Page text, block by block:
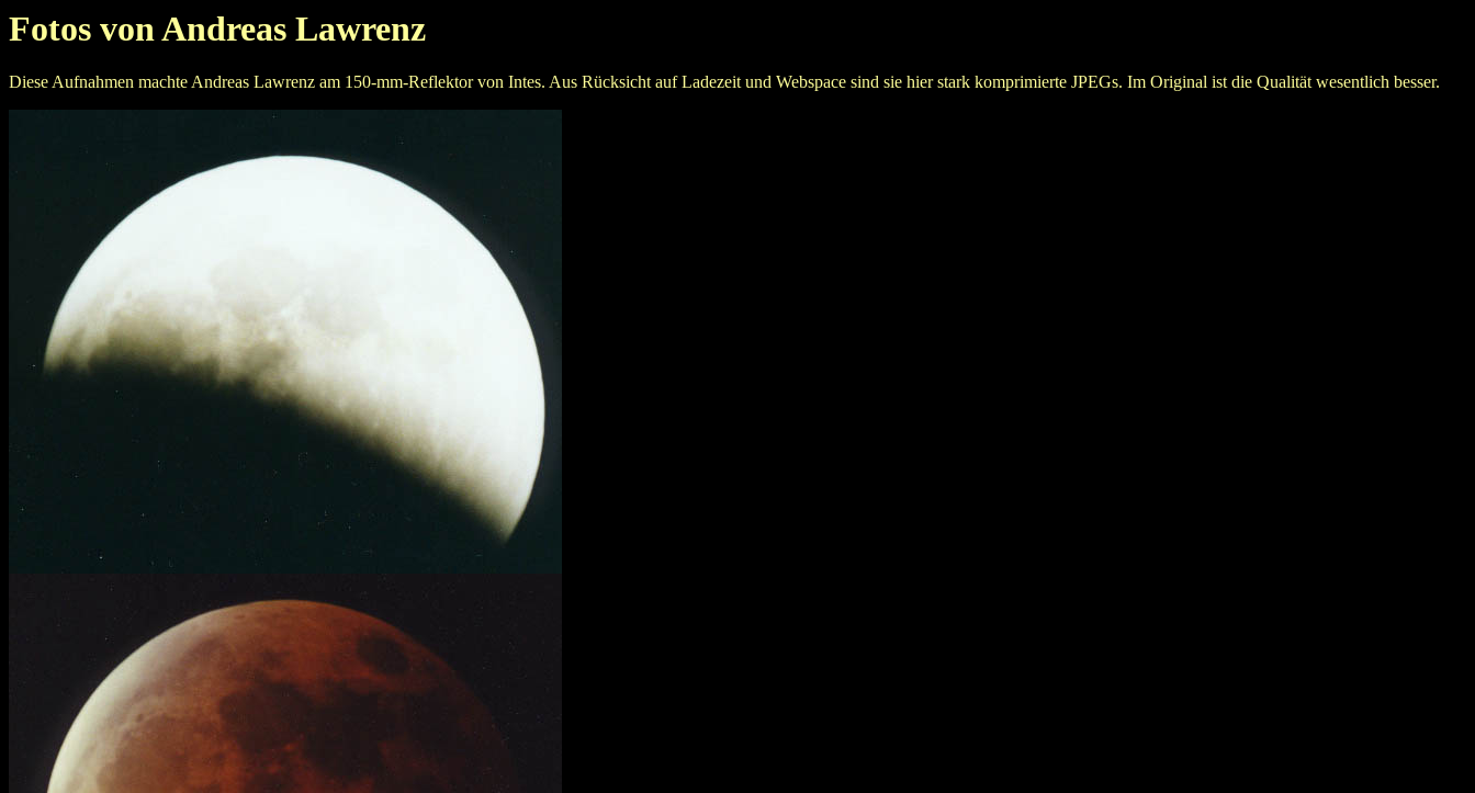
Fotos von Andreas Lawrenz
Diese Aufnahmen machte Andreas Lawrenz am 150-mm-Reflektor von Intes. Aus Rücksicht auf Ladezeit und Webspace sind sie hier stark komprimierte JPEGs. Im Original ist die Qualität wesentlich besser.